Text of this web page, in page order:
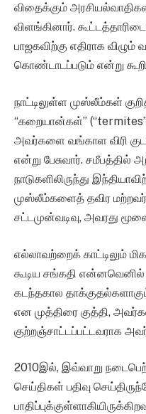
விதைக்கும்
விளங்கினார்.
பாஜகவிற்கு எதிராக விழும்
கொண்டாடப்படும் என்று
நாட்டிலுள்ள முஸ்லீம்கள்
“கறையான்கள்”
அவர்களை வங்காள விரி
என்று பேசுவார். சமீபத்தில்
நாடுகளிலிருந்து
முஸ்லீம்களைத் தவிர
சட்டமுன்வடிவு, அவரது
எல்லாவற்றைக் காட்டிலும்
கூடிய சங்கதி
கடந்தகால
என முத்திரை குத்தி,
குற்றஞ்சாட்டப்பட்டவராக அவர்
2010இல், இவ்வாறு
செய்திகள் பதிவு